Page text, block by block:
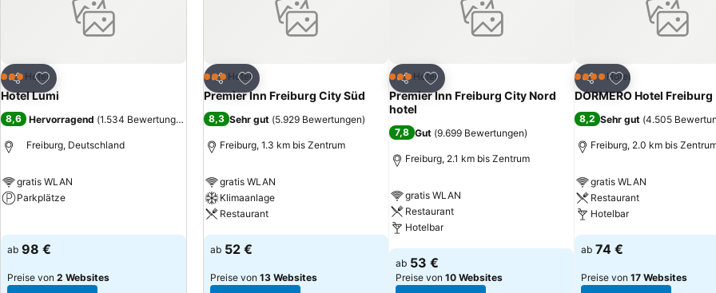
Teilen
Zu Favoriten hinzufügen
3 SterneHotel
Hotel Lumi
8,6 Hervorragend (1.534 Bewertungen
Freiburg, Deutschland
gratis WLAN
Parkplätze
ab 98 €
Preise von 2 Websites
Teilen
Zu Favoriten hinzufügen
3 SterneHotel
Premier Inn Freiburg City Süd
8,3 Sehr gut (5.929 Bewertungen)
Freiburg, 1.3 km bis Zentrum
gratis WLAN
Klimaanlage
Restaurant
Preise sehen
ab 52 €
Preise von 13 Websites
Teilen
Zu Favoriten hinzufügen
3 SterneHotel
Premier Inn Freiburg City Nord
hotel
7,8 Gut (9.699 Bewertungen)
Freiburg, 2.1 km bis Zentrum
gratis WLAN
Restaurant
Hotelbar
Preise sehen
ab 53 €
Preise von 10 Websites
Teilen
Zu Favoriten
4 SterneHotel
DORMERO Hotel Freiburg
8,2 Sehr gut (4.505
Freiburg, 2.0 km bis
gratis WLAN
Restaurant
Hotelbar
Preise sehen
ab 74 €
Preise von 17 Websites